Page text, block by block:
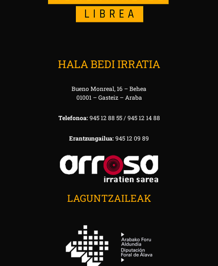
HALA BEDI IRRATIA
Bueno Monreal, 16 – Behea
01001 – Gasteiz – Araba
Telefonoa:945 12 88 55 / 945 12 14 88
Erantzungailua:945 12 09 89
LAGUNTZAILEAK